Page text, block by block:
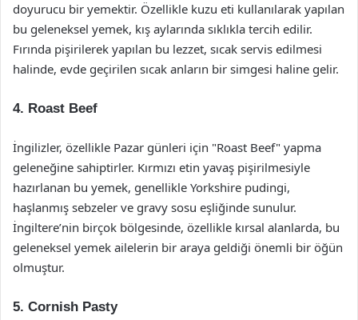
doyurucu bir yemektir. Özellikle kuzu eti kullanılarak yapılan
bu geleneksel yemek, kış aylarında sıklıkla tercih edilir.
Fırında pişirilerek yapılan bu lezzet, sıcak servis edilmesi
halinde, evde geçirilen sıcak anların bir simgesi haline gelir.
4. Roast Beef
İngilizler, özellikle Pazar günleri için "Roast Beef" yapma
geleneğine sahiptirler. Kırmızı etin yavaş pişirilmesiyle
hazırlanan bu yemek, genellikle Yorkshire pudingi,
haşlanmış sebzeler ve gravy sosu eşliğinde sunulur.
İngiltere’nin birçok bölgesinde, özellikle kırsal alanlarda, bu
geleneksel yemek ailelerin bir araya geldiği önemli bir öğün
olmuştur.
5. Cornish Pasty